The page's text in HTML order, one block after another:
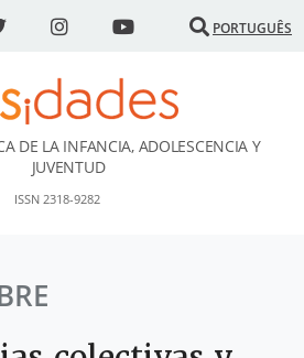
PORTUGUÊS
DE LA INFANCIA, ADOLESCENCIA Y
JUVENTUD
ISSN 2318-9282